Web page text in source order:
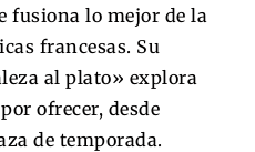
fusiona lo mejor de la
francesas. Su
al plato» explora
ofrecer, desde
de temporada.